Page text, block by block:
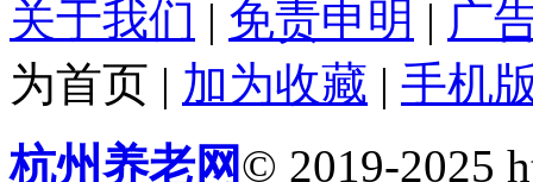
关于我们 | 免责申明 | 广
为首页 | 加为收藏 | 手机
杭州养老网© 2019-2025